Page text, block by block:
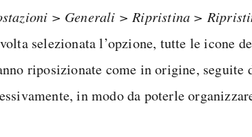
tazioni > Generali > Ripristina >
selezionata l’opzione, tutte le icone
riposizionate come in origine, seguite
in modo da poterle